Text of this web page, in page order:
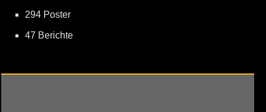
294 Poster
47 Berichte